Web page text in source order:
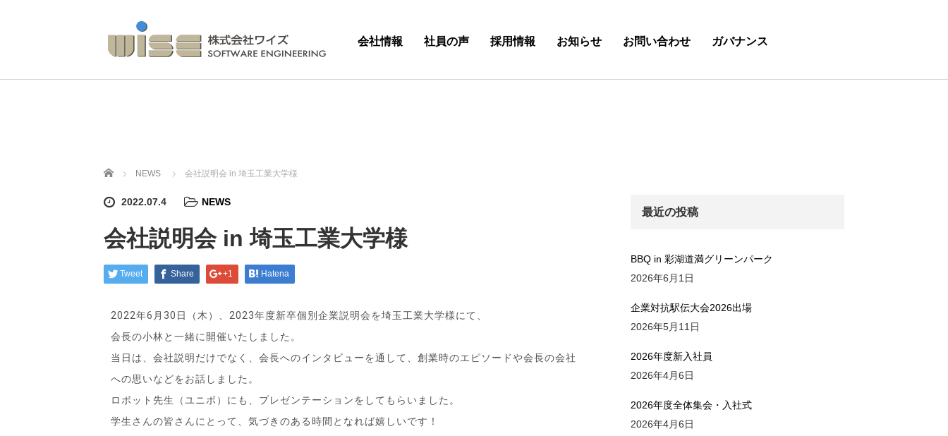
会社情報 社員の声 採用情報 お知らせ お問い合わせ ガバナンス
ホーム NEWS 会社説明会 in 埼玉工業大学様
2022.07.4 NEWS
会社説明会 in 埼玉工業大学様
Tweet Share +1 Hatena
2022年6月30日（木）、2023年度新卒個別企業説明会を埼玉工業大学様にて、
会長の小林と一緒に開催いたしました。
当日は、会社説明だけでなく、会長へのインタビューを通して、創業時のエピソードや会長の会社
への思いなどをお話しました。
ロボット先生（ユニボ）にも、プレゼンテーションをしてもらいました。
学生さんの皆さんにとって、気づきのある時間となれば嬉しいです！
最近の投稿
BBQ in 彩湖道満グリーンパーク
2026年6月1日
企業対抗駅伝大会2026出場
2026年5月11日
2026年度新入社員
2026年4月6日
2026年度全体集会・入社式
2026年4月6日